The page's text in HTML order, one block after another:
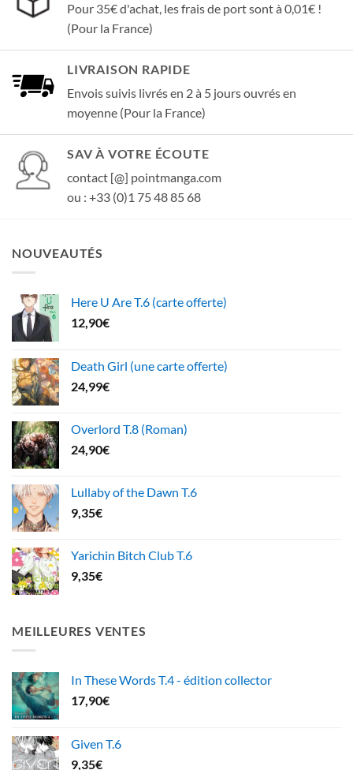
Pour 35€ d'achat, les frais de port sont à 0,01€ !
(Pour la France)
LIVRAISON RAPIDE
Envois suivis livrés en 2 à 5 jours ouvrés en
moyenne (Pour la France)
SAV À VOTRE ÉCOUTE
contact [@] pointmanga.com
ou : +33 (0)1 75 48 85 68
NOUVEAUTÉS
Here U Are T.6 (carte offerte)
12,90€
Death Girl (une carte offerte)
24,99€
Overlord T.8 (Roman)
24,90€
Lullaby of the Dawn T.6
9,35€
Yarichin Bitch Club T.6
9,35€
MEILLEURES VENTES
In These Words T.4 - édition collector
17,90€
Given T.6
9,35€